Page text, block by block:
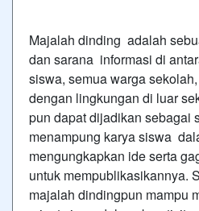
Majalah dinding adalah
dan sarana informasi di
siswa, semua warga
dengan lingkungan di luar
pun dapat dijadikan sebagai
menampung karya siswa
mengungkapkan ide serta
untuk mempublikasikannya.
majalah dindingpun mampu